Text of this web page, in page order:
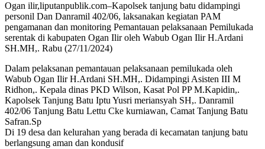
Ogan ilir,liputanpublik.com–Kapolsek tanjung batu didampingi
personil Dan Danramil 402/06, laksanakan kegiatan PAM
pengamanan dan monitoring Pemantauan pelaksanaan Pemilukada
serentak di kabupaten Ogan Ilir oleh Wabub Ogan Ilir H.Ardani
SH.MH,. Rabu (27/11/2024)
Dalam pelaksanan pemantauan pelaksanaan pemilukada oleh
Wabub Ogan Ilir H.Ardani SH.MH,. Didampingi Asisten III M
Ridhon,. Kepala dinas PKD Wilson, Kasat Pol PP M.Kapidin,.
Kapolsek Tanjung Batu Iptu Yusri meriansyah SH,. Danramil
402/06 Tanjung Batu Lettu Cke kurniawan, Camat Tanjung Batu
Safran.Sp
Di 19 desa dan kelurahan yang berada di kecamatan tanjung batu
berlangsung aman dan kondusif